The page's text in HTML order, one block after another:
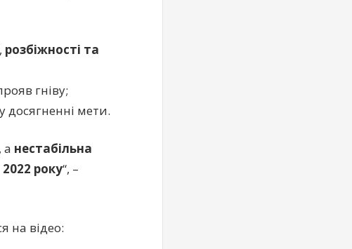
розбіжності та
гніву;
досягненні мети.
, а нестабільна
2022 року“, –
на відео: